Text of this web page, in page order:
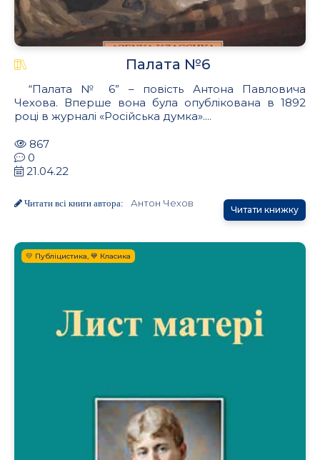
Палата №6
“Палата № 6” – повість Антона Павловича
Чехова. Вперше вона була опублікована в 1892
році в журналі «Російська думка»....
867
0
21.04.22
Читати всі книги автора: Антон Чехов
Читати книжку
💛 Публіцистика, 💙 Класика